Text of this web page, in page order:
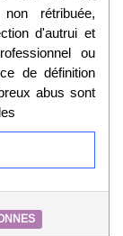
rétribuée,
d'autrui et
ou
de définition
abus sont